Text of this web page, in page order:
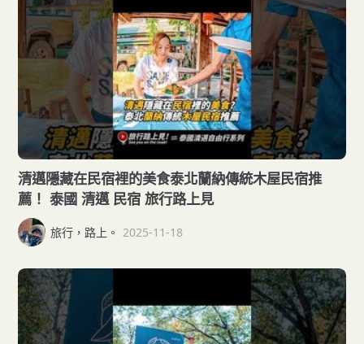
清邁隱藏在民宿裡的美食泰北蘭納傳統木屋民宿推
薦！ 泰國 清邁 民宿 旅行路上見
旅行，路上。 2025-11-18